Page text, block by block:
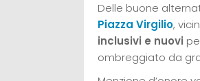
Delle buone
Piazza Virgilio,
inclusivi e nuovi
ombreggiato da